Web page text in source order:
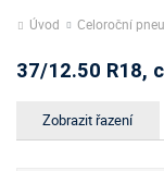
Úvod Celoroční
37/12.50 R18,